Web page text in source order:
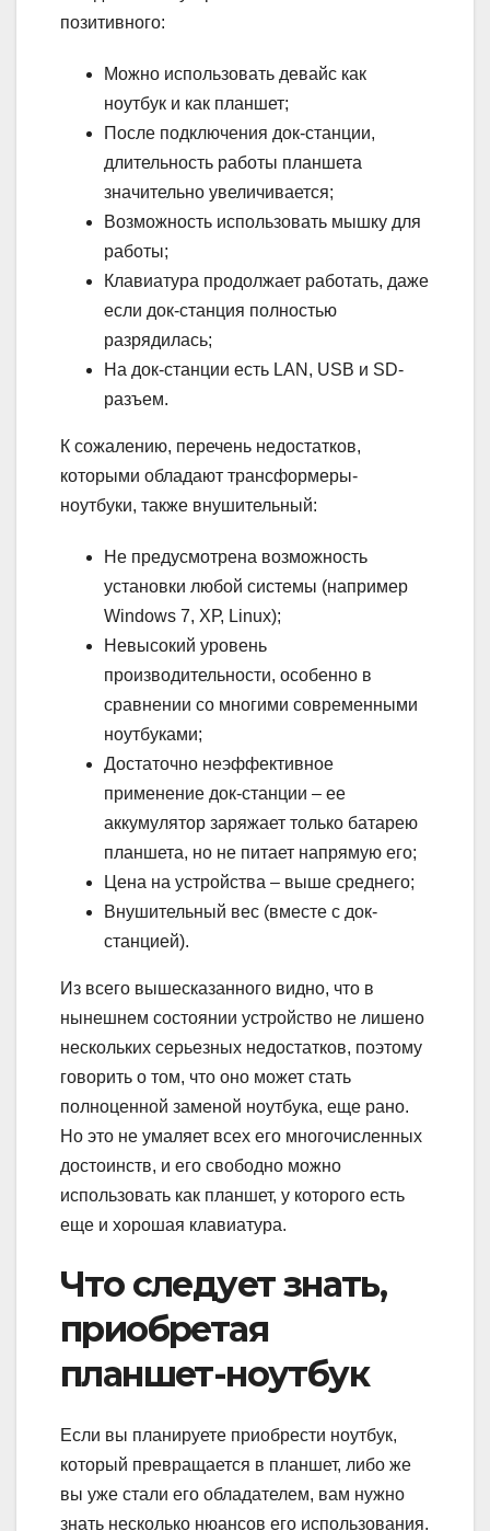
позитивного:
Можно использовать девайс как
ноутбук и как планшет;
После подключения док-станции,
длительность работы планшета
значительно увеличивается;
Возможность использовать мышку для
работы;
Клавиатура продолжает работать, даже
если док-станция полностью
разрядилась;
На док-станции есть LAN, USB и SD-
разъем.
К сожалению, перечень недостатков,
которыми обладают трансформеры-
ноутбуки, также внушительный:
Не предусмотрена возможность
установки любой системы (например
Windows 7, ХР, Linux);
Невысокий уровень
производительности, особенно в
сравнении со многими современными
ноутбуками;
Достаточно неэффективное
применение док-станции – ее
аккумулятор заряжает только батарею
планшета, но не питает напрямую его;
Цена на устройства – выше среднего;
Внушительный вес (вместе с док-
станцией).
Из всего вышесказанного видно, что в
нынешнем состоянии устройство не лишено
нескольких серьезных недостатков, поэтому
говорить о том, что оно может стать
полноценной заменой ноутбука, еще рано.
Но это не умаляет всех его многочисленных
достоинств, и его свободно можно
использовать как планшет, у которого есть
еще и хорошая клавиатура.
Что следует знать,
приобретая
планшет-ноутбук
Если вы планируете приобрести ноутбук,
который превращается в планшет, либо же
вы уже стали его обладателем, вам нужно
знать несколько нюансов его использования.